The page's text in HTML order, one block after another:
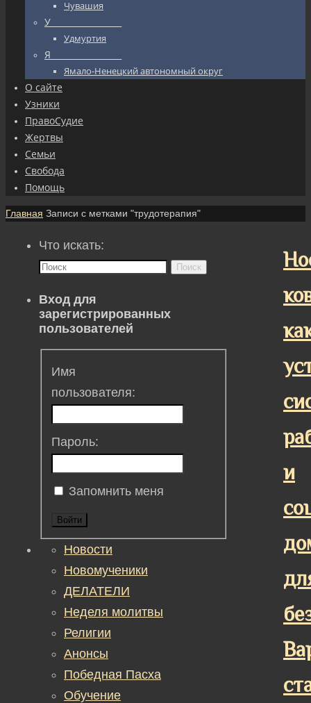
Чувашия
У_________________
Удмуртия
Я_________________
Ямало-Ненецкий автономный округ
О сайте
Узники
ПравоСудие
Жертвы
Семьи
Свобода
Помощь
Главная Записи с метками "трудотерапия"
и
Что искать:
Поиск
Вход для
зарегистрированных
пользователей
Имя
пользователя:
Пароль:
Запомнить меня
Войти
Новости
Новомученики
ДЕЛАТЕЛИ
Неделя молитвы
Религии
Анонсы
Победная Пасха
Обучение